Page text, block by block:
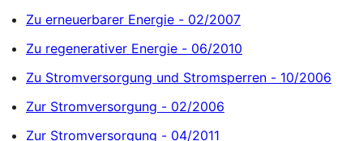
Zu erneuerbarer Energie - 02/2007
Zu regenerativer Energie - 06/2010
Zu Stromversorgung und Stromsperren - 10/2006
Zur Stromversorgung - 02/2006
Zur Stromversorgung - 04/2011